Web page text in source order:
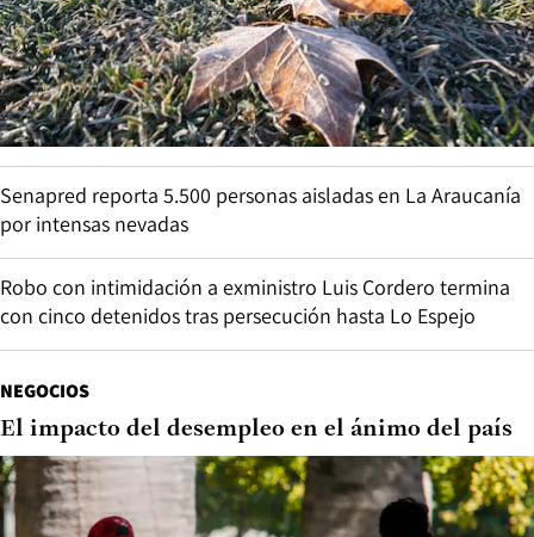
Senapred reporta 5.500 personas aisladas en La Araucanía
por intensas nevadas
Robo con intimidación a exministro Luis Cordero termina
con cinco detenidos tras persecución hasta Lo Espejo
NEGOCIOS
El impacto del desempleo en el ánimo del país